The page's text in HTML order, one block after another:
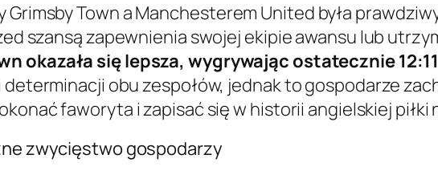
Town a Manchesterem United była
szansą zapewnienia swojej ekipie awansu lub
okazała się lepsza, wygrywając ostatecznie 12:11
obu zespołów, jednak to gospodarze
faworyta i zapisać się w historii angielskiej piłki
zwycięstwo gospodarzy